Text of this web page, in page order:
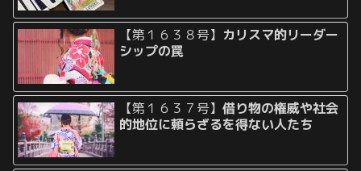
【第１６３８号】 カリスマ的リーダー
シップの罠
【第１６３７号】借り物の権威や社会
的地位に頼らざるを得ない人たち